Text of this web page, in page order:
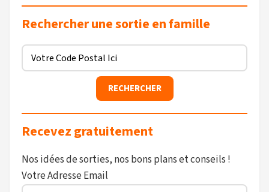
Rechercher une sortie en famille
Recevez gratuitement
Nos idées de sorties, nos bons plans et conseils !
Votre Adresse Email